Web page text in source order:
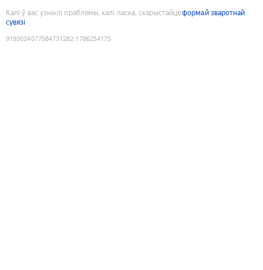
Калі ў вас узніклі праблемы, калі ласка, скарыстайцеформай зваротнай
сувязі
9193024077584731282:1786254175